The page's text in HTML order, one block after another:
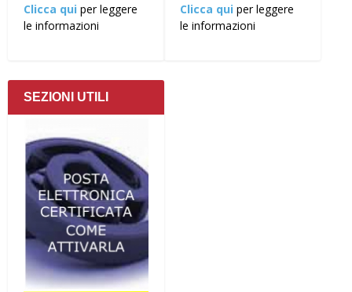
Clicca qui per leggere
le informazioni
Clicca qui per leggere
le informazioni
SEZIONI UTILI